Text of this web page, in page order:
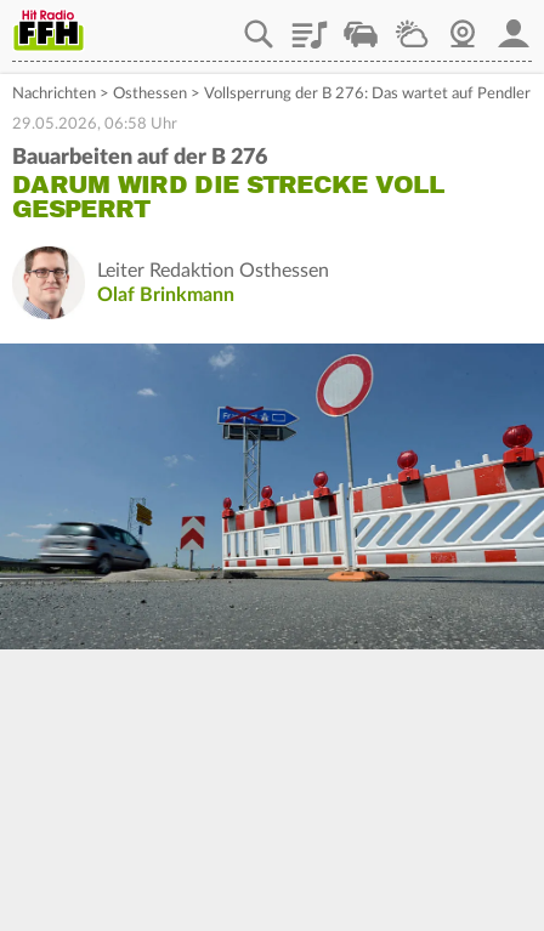
PlaylistStaupilotWetterWebcam
Nachrichten > Osthessen > Vollsperrung der B 276: Das wartet auf Pendler
29.05.2026, 06:58 Uhr
Bauarbeiten auf der B 276
DARUM WIRD DIE STRECKE VOLL
GESPERRT
Leiter Redaktion Osthessen
Olaf Brinkmann